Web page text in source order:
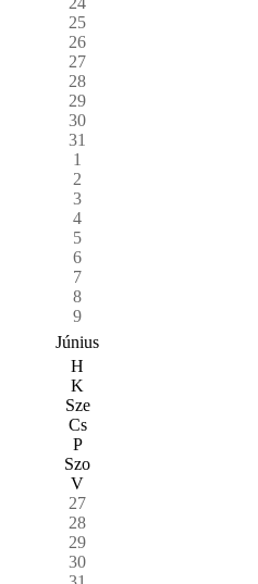
25
26
27
28
29
30
31
1
2
3
4
5
6
7
8
9
Június
H
K
Sze
Cs
P
Szo
V
27
28
29
30